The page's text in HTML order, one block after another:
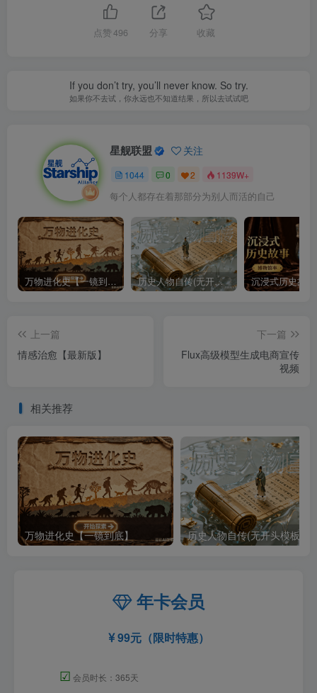
点赞 496 分享 收藏
If you don’t try, you’ll never know. So try.
如果你不去试，你永远也不知道结果，所以去试试吧
星舰联盟 关注
1044 0 2 1139W+
每个人都存在着那部分为别人而活的自己
万物进化史【一镜到底】 历史人物自传(无开头模板)
上一篇
情感治愈【最新版】
下一篇
Flux高级模型生成电商宣传
视频
相关推荐
万物进化史【一镜到底】 历史人物自传(无开头模板)
年卡会员
99元（限时特惠）
☑ 会员时长：365天